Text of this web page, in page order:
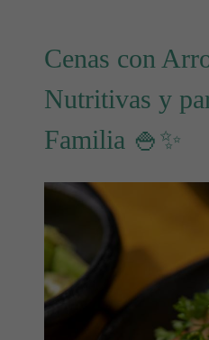
Cenas con
Nutritivas y
Familia 🍚✨